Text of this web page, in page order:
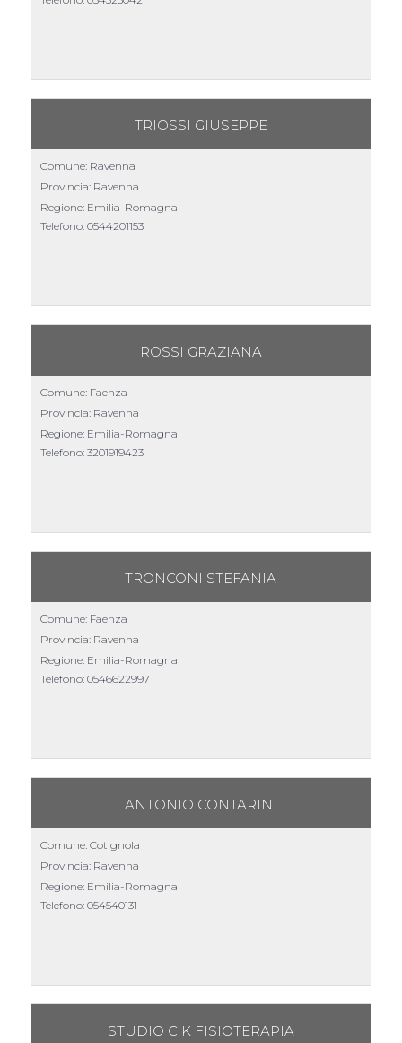
TRIOSSI GIUSEPPE
Comune: Ravenna
Provincia: Ravenna
Regione: Emilia-Romagna
Telefono: 0544201153
ROSSI GRAZIANA
Comune: Faenza
Provincia: Ravenna
Regione: Emilia-Romagna
Telefono: 3201919423
TRONCONI STEFANIA
Comune: Faenza
Provincia: Ravenna
Regione: Emilia-Romagna
Telefono: 0546622997
ANTONIO CONTARINI
Comune: Cotignola
Provincia: Ravenna
Regione: Emilia-Romagna
Telefono: 054540131
STUDIO C K FISIOTERAPIA